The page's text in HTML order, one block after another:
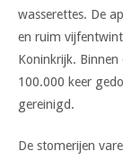
wasserettes. De
en ruim
Koninkrijk. Binnen
100.000 keer
gereinigd.
De stomerijen